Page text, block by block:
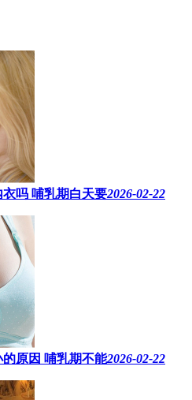
吗​ 哺乳期白天要2026-02-22
原因​ 哺乳期不能2026-02-22